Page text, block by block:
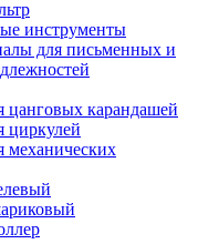
инструменты
для письменных и
цанговых карандашей
циркулей
механических